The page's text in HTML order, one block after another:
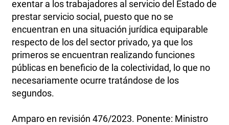
exentar a los trabajadores al servicio del Estado de
prestar servicio social, puesto que no se
encuentran en una situación jurídica equiparable
respecto de los del sector privado, ya que los
primeros se encuentran realizando funciones
públicas en beneficio de la colectividad, lo que no
necesariamente ocurre tratándose de los
segundos.
Amparo en revisión 476/2023. Ponente: Ministro